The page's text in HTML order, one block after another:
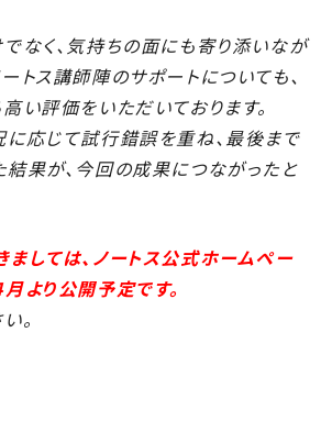
なく、気持ちの面にも寄り添いなが
トス講師陣のサポートについても、
い評価をいただいております。
に応じて試行錯誤を重ね、最後まで
果が、今回の成果につながったと
しては、ノートス公式ホームペー
より公開予定です。
。